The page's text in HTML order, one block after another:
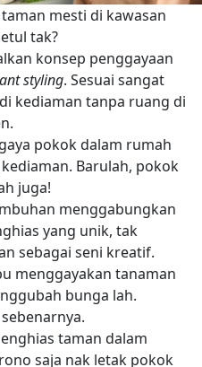
mesti di kawasan
tak?
konsep penggayaan
styling. Sesuai sangat
kediaman tanpa ruang di
pokok dalam rumah
Barulah, pokok
juga!
menggabungkan
yang unik, tak
sebagai seni kreatif.
menggayakan tanaman
bunga lah.
taman dalam
saja nak letak pokok